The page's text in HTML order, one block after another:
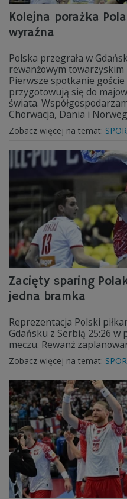
Kolejna porażka
wyraźna
Polska przegrała w
rewanżowym towarzyskim
Pierwsze spotkanie goście
przygotowują się do
świata.
Chorwacja, Dania i
Zobacz więcej na temat:
Zacięty sparing
jedna bramka
Reprezentacja Polski
Gdańsku z Serbią 25:26
meczu. Rewanż
Zobacz więcej na temat: